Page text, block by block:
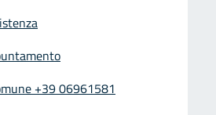
+39 06961581